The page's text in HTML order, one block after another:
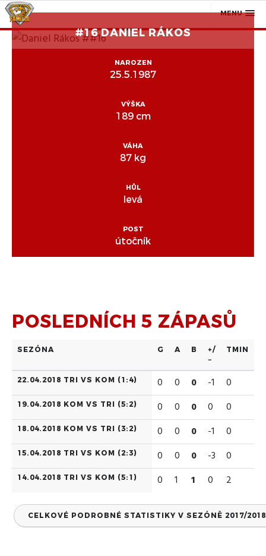
MENU
#16 DANIEL RÁKOS
NAROZEN
25.5.1987
VÝŠKA
189 cm
VÁHA
87 kg
HŮL
levá
POST
útočník
POSLEDNÍCH 5 ZÁPASŮ
SEZÓNA G A B
+/
−
TMIN
22.04.2018 TRI VS KOM (1:4) 0 0 0 -1 0
19.04.2018 KOM VS TRI (5:2) 0 0 0 0 0
18.04.2018 KOM VS TRI (3:2) 0 0 0 -1 0
15.04.2018 TRI VS KOM (2:3) 0 0 0 -3 0
14.04.2018 TRI VS KOM (5:1) 0 1 1 0 2
CELKOVÉ PODROBNÉ STATISTIKY V SEZÓNĚ 2017/2018